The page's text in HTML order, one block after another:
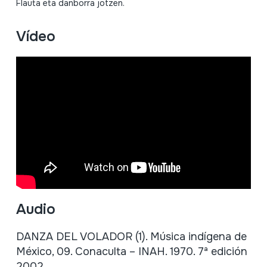
Flauta eta danborra jotzen.
Vídeo
Audio
DANZA DEL VOLADOR (1). Música indígena de
México, 09. Conaculta – INAH. 1970. 7ª edición